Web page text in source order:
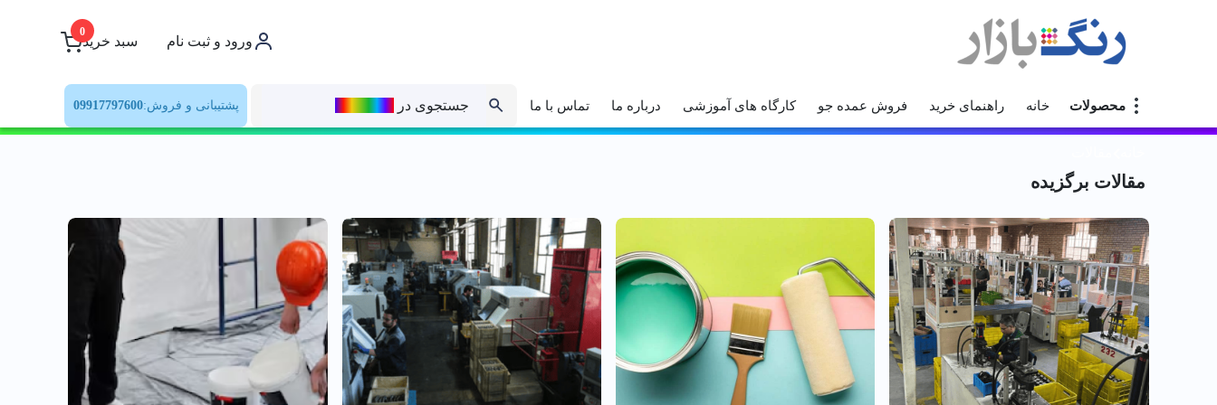
ورود و ثبت نام سبد خرید
0
محصولات خانه راهنمای خرید فروش عمده جو کارگاه های آموزشی درباره ما تماس با ما جستجوی در پشتیبانی و فروش:09917797600
مقالات برگزیده